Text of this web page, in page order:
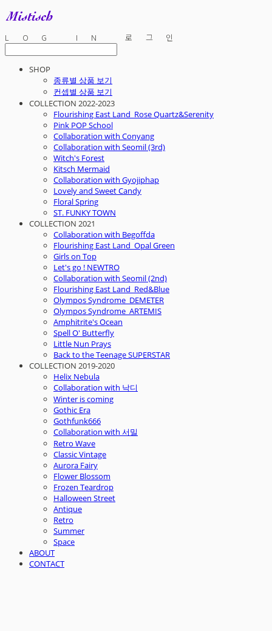
LOG IN 로그인
SHOP
종류별 상품 보기
컨셉별 상품 보기
COLLECTION 2022-2023
Flourishing East Land_Rose Quartz&Serenity
Pink POP School
Collaboration with Conyang
Collaboration with Seomil (3rd)
Witch's Forest
Kitsch Mermaid
Collaboration with Gyojiphap
Lovely and Sweet Candy
Floral Spring
ST. FUNKY TOWN
COLLECTION 2021
Collaboration with Begoffda
Flourishing East Land_Opal Green
Girls on Top
Let's go ! NEWTRO
Collaboration with Seomil (2nd)
Flourishing East Land_Red&Blue
Olympos Syndrome_DEMETER
Olympos Syndrome_ARTEMIS
Amphitrite's Ocean
Spell O' Butterfly
Little Nun Prays
Back to the Teenage SUPERSTAR
COLLECTION 2019-2020
Helix Nebula
Collaboration with 낙디
Winter is coming
Gothic Era
Gothfunk666
Collaboration with 서밀
Retro Wave
Classic Vintage
Aurora Fairy
Flower Blossom
Frozen Teardrop
Halloween Street
Antique
Retro
Summer
Space
ABOUT
CONTACT